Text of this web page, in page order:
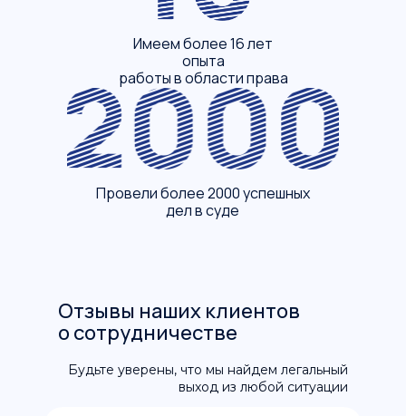
Имеем более 16 лет
опыта
работы в области права
Провели более 2000 успешных
дел в суде
Отзывы наших клиентов
о сотрудничестве
Будьте уверены, что мы найдем легальный
выход из любой ситуации